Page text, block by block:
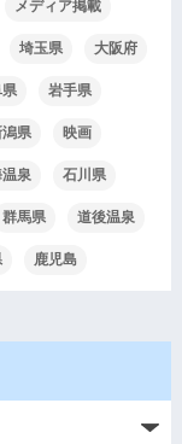
メディア掲載
埼玉県 大阪府
岩手県
県 映画
泉 石川県
群馬県 道後温泉
鹿児島